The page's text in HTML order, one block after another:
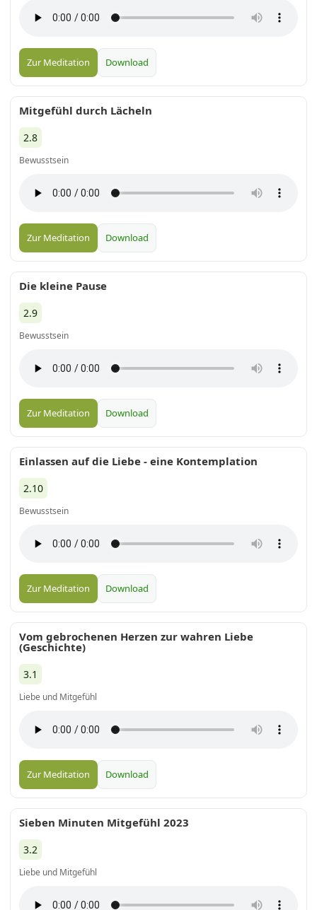
Zur Meditation Download
Mitgefühl durch Lächeln
2.8
Bewusstsein
Zur Meditation Download
Die kleine Pause
2.9
Bewusstsein
Zur Meditation Download
Einlassen auf die Liebe - eine Kontemplation
2.10
Bewusstsein
Zur Meditation Download
Vom gebrochenen Herzen zur wahren Liebe
(Geschichte)
3.1
Liebe und Mitgefühl
Zur Meditation Download
Sieben Minuten Mitgefühl 2023
3.2
Liebe und Mitgefühl